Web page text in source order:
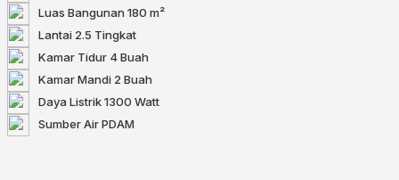
Luas Bangunan 180 m²
Lantai 2.5 Tingkat
Kamar Tidur 4 Buah
Kamar Mandi 2 Buah
Daya Listrik1300 Watt
Sumber AirPDAM